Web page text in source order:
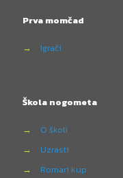
Prva momčad
→ Igrači
Škola nogometa
→
O školi
→
Uzrasti
→
Romari kup